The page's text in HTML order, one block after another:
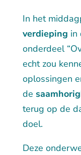
In het
verdieping in
onderdeel
echt zou
oplossingen
de
terug op de
doel.
Deze